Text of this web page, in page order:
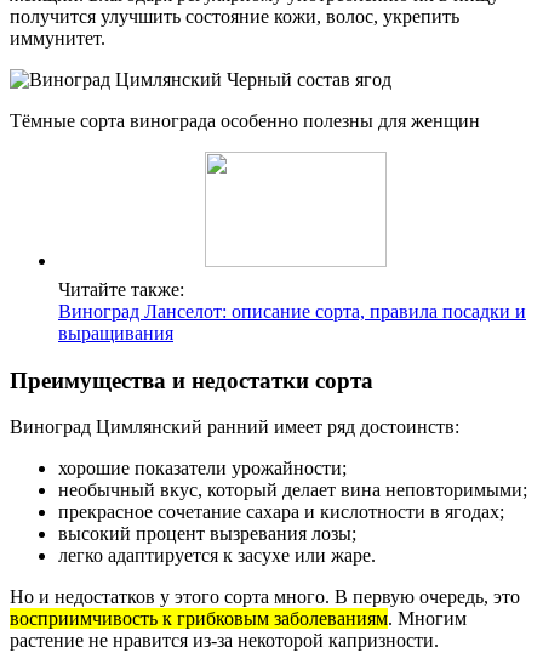
получится улучшить состояние кожи, волос, укрепить
иммунитет.
Тёмные сорта винограда особенно полезны для женщин
Читайте также:
Виноград Ланселот: описание сорта, правила посадки и
выращивания
Преимущества и недостатки сорта
Виноград Цимлянский ранний имеет ряд достоинств:
хорошие показатели урожайности;
необычный вкус, который делает вина неповторимыми;
прекрасное сочетание сахара и кислотности в ягодах;
высокий процент вызревания лозы;
легко адаптируется к засухе или жаре.
Но и недостатков у этого сорта много. В первую очередь, это
восприимчивость к грибковым заболеваниям. Многим
растение не нравится из-за некоторой капризности.